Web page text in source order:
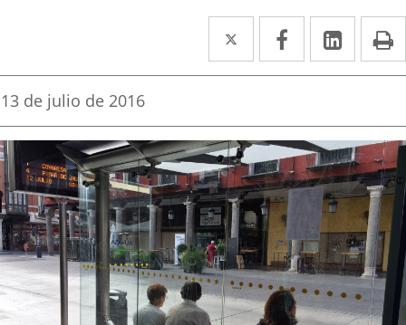
Twitter
Enlace
a
aplicación
externa.
Facebook
Enlace
a
aplicación
externa.
Enlace
a
Fecha
la
noticia
13 de julio de 2016